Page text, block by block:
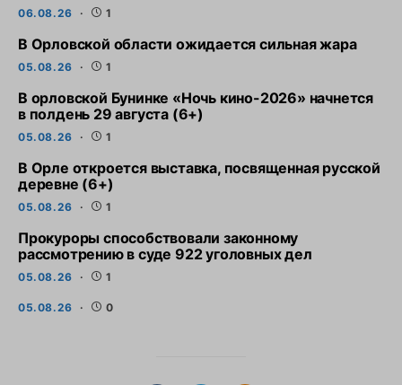
06.08.26 1
В Орловской области ожидается сильная жара
05.08.26 1
В орловской Бунинке «Ночь кино-2026» начнется
в полдень 29 августа (6+)
05.08.26 1
В Орле откроется выставка, посвященная русской
деревне (6+)
05.08.26 1
Прокуроры способствовали законному
рассмотрению в суде 922 уголовных дел
05.08.26 1
05.08.26 0